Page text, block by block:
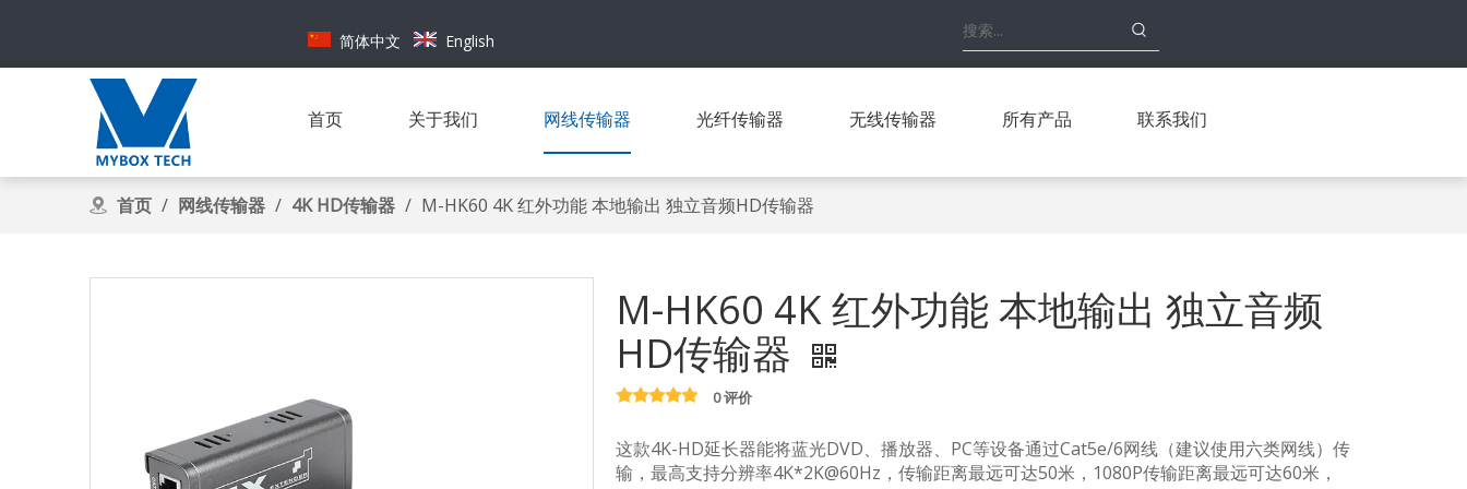
简体中文 English
首页 关于我们 网线传输器 光纤传输器 无线传输器 所有产品 联系我们
首页 / 网线传输器 / 4K HD传输器 / M-HK60 4K 红外功能 本地输出 独立音频HD传输器
M-HK60 4K 红外功能 本地输出 独立音频
HD传输器
0 评价
这款4K-HD延长器能将蓝光DVD、播放器、PC等设备通过Cat5e/6网线（建议使用六类网线）传
输，最高支持分辨率4K*2K@60Hz，传输距离最远可达50米，1080P传输距离最远可达60米，